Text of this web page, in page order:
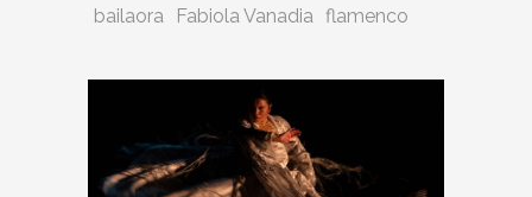
bailaora Fabiola Vanadia flamenco